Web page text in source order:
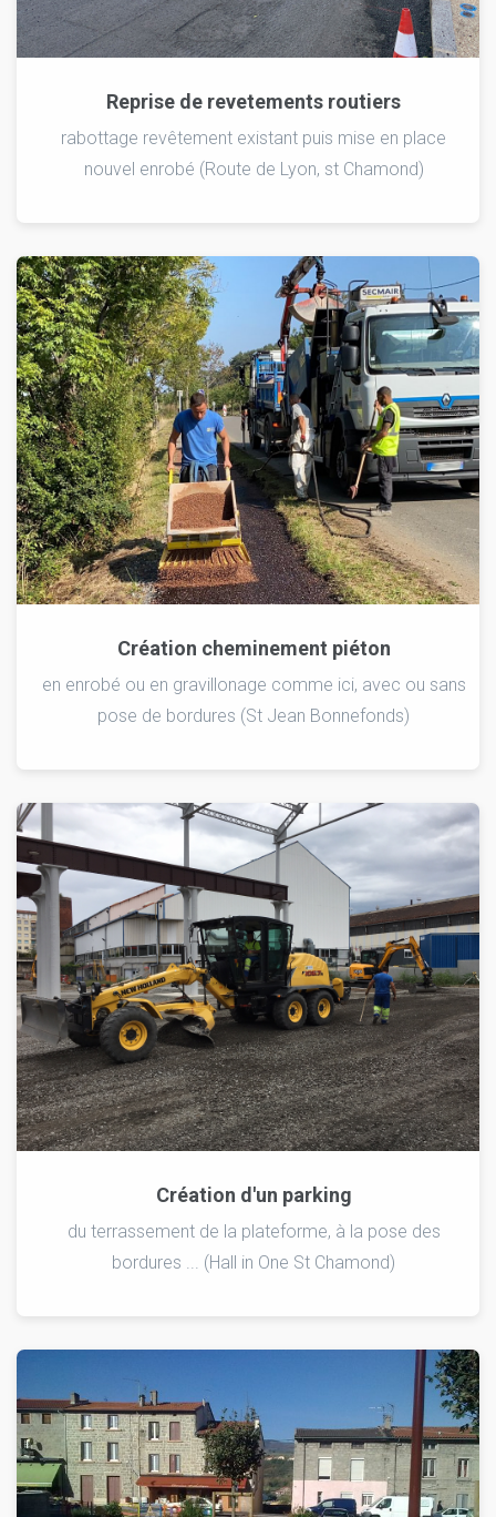
Reprise de revetements routiers
rabottage revêtement existant puis mise en place
nouvel enrobé (Route de Lyon, st Chamond)
Création cheminement piéton
en enrobé ou en gravillonage comme ici, avec ou sans
pose de bordures (St Jean Bonnefonds)
Création d'un parking
du terrassement de la plateforme, à la pose des
bordures ... (Hall in One St Chamond)